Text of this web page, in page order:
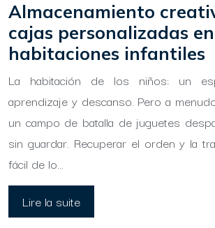
Almacenamiento
cajas personalizadas en
habitaciones infantiles
La habitación de los niños: un
aprendizaje y descanso. Pero a
un campo de batalla de juguetes
sin guardar. Recuperar el orden y la
fácil de lo…
Lire la suite